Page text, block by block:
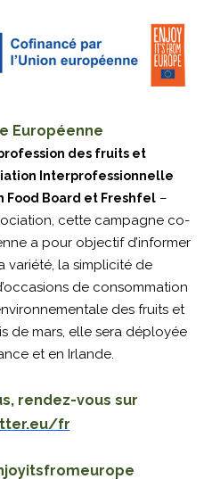
Européenne
des fruits et
Interprofessionnelle
Food Board et Freshfel –
cette campagne co-
a pour objectif d’informer
variété, la simplicité de
de consommation
des fruits et
de mars, elle sera déployée
et en Irlande.
rendez-vous sur
fr